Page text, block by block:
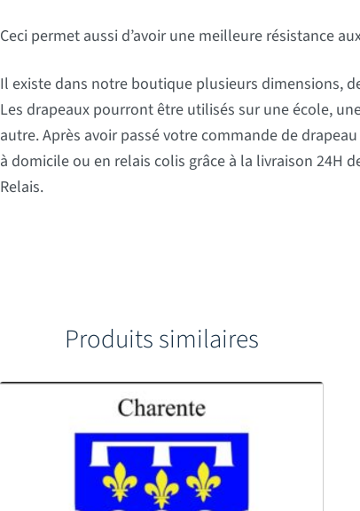
Ceci permet aussi d’avoir une meilleure résistance
Il existe dans notre boutique plusieurs dimensions,
Les drapeaux pourront être utilisés sur une école,
autre. Après avoir passé votre commande de
à domicile ou en relais colis grâce à la livraison 24H
Relais.
Produits similaires